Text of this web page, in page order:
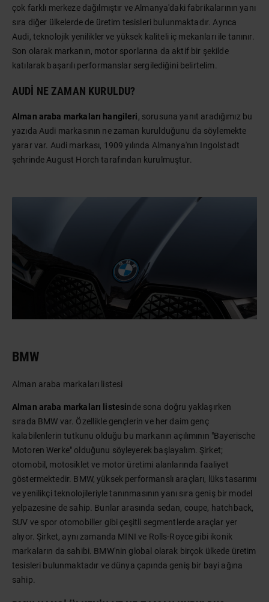
çok farklı merkeze dağılmıştır ve Almanya'daki fabrikalarının yanı
sıra diğer ülkelerde de üretim tesisleri bulunmaktadır. Ayrıca
Audi, teknolojik yenilikler ve yüksek kaliteli iç mekanları ile tanınır.
Son olarak markanın, motor sporlarına da aktif bir şekilde
katılarak başarılı performanslar sergilediğini belirtelim.
AUDI NE ZAMAN KURULDU?
Alman araba markaları hangileri, sorusuna yanıt aradığımız bu
yazıda Audi markasının ne zaman kurulduğunu da söylemekte
yarar var. Audi markası, 1909 yılında Almanya'nın Ingolstadt
şehrinde August Horch tarafından kurulmuştur.
BMW
Alman araba markaları listesi
Alman araba markaları listesinde sona doğru yaklaşırken
sırada BMW var. Özellikle gençlerin ve her daim genç
kalabilenlerin tutkunu olduğu bu markanın açılımının "Bayerische
Motoren Werke" olduğunu söyleyerek başlayalım. Şirket;
otomobil, motosiklet ve motor üretimi alanlarında faaliyet
göstermektedir. BMW, yüksek performanslı araçları, lüks tasarımı
ve yenilikçi teknolojileriyle tanınmasının yanı sıra geniş bir model
yelpazesine de sahip. Bunlar arasında sedan, coupe, hatchback,
SUV ve spor otomobiller gibi çeşitli segmentlerde araçlar yer
alıyor. Şirket, aynı zamanda MINI ve Rolls-Royce gibi ikonik
markaların da sahibi. BMW'nin global olarak birçok ülkede üretim
tesisleri bulunmaktadır ve dünya çapında geniş bir bayi ağına
sahip.